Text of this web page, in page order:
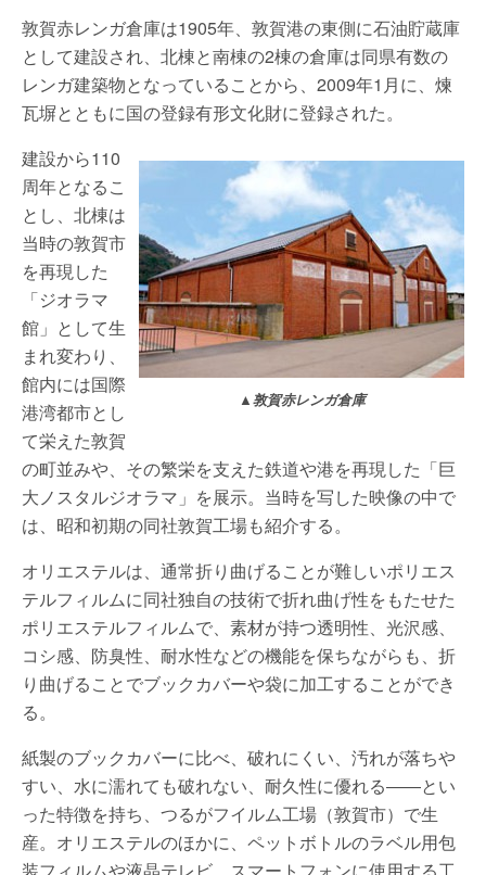
敦賀赤レンガ倉庫は1905年、敦賀港の東側に石油貯蔵庫
として建設され、北棟と南棟の2棟の倉庫は同県有数の
レンガ建築物となっていることから、2009年1月に、煉
瓦塀とともに国の登録有形文化財に登録された。
▲敦賀赤レンガ倉庫
建設から110
周年となるこ
とし、北棟は
当時の敦賀市
を再現した
「ジオラマ
館」として生
まれ変わり、
館内には国際
港湾都市とし
て栄えた敦賀
の町並みや、その繁栄を支えた鉄道や港を再現した「巨
大ノスタルジオラマ」を展示。当時を写した映像の中で
は、昭和初期の同社敦賀工場も紹介する。
オリエステルは、通常折り曲げることが難しいポリエス
テルフィルムに同社独自の技術で折れ曲げ性をもたせた
ポリエステルフィルムで、素材が持つ透明性、光沢感、
コシ感、防臭性、耐水性などの機能を保ちながらも、折
り曲げることでブックカバーや袋に加工することができ
る。
紙製のブックカバーに比べ、破れにくい、汚れが落ちや
すい、水に濡れても破れない、耐久性に優れる――とい
った特徴を持ち、つるがフイルム工場（敦賀市）で生
産。オリエステルのほかに、ペットボトルのラベル用包
装フィルムや液晶テレビ、スマートフォンに使用する工